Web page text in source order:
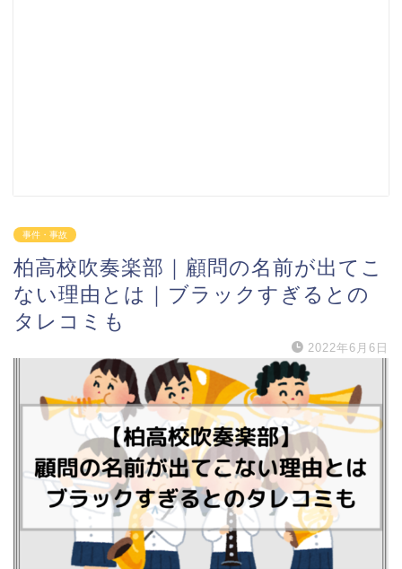
事件・事故
柏高校吹奏楽部｜顧問の名前が出てこ
ない理由とは｜ブラックすぎるとの
タレコミも
2022年6月6日